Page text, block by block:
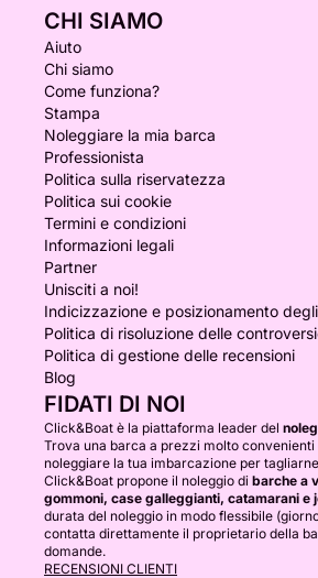
CHI SIAMO
Aiuto
Chi siamo
Come funziona?
Stampa
Noleggiare la mia barca
Professionista
Politica sulla riservatezza
Politica sui cookie
Termini e condizioni
Informazioni legali
Partner
Unisciti a noi!
Indicizzazione e posizionamento
Politica di risoluzione delle
Politica di gestione delle recensioni
Blog
FIDATI DI NOI
Click&Boat è la piattaforma leader del
Trova una barca a prezzi molto convenienti
noleggiare la tua imbarcazione per
Click&Boat propone il noleggio di barche a
gommoni, case galleggianti, catamarani e
durata del noleggio in modo flessibile
contatta direttamente il proprietario della
domande.
RECENSIONI CLIENTI